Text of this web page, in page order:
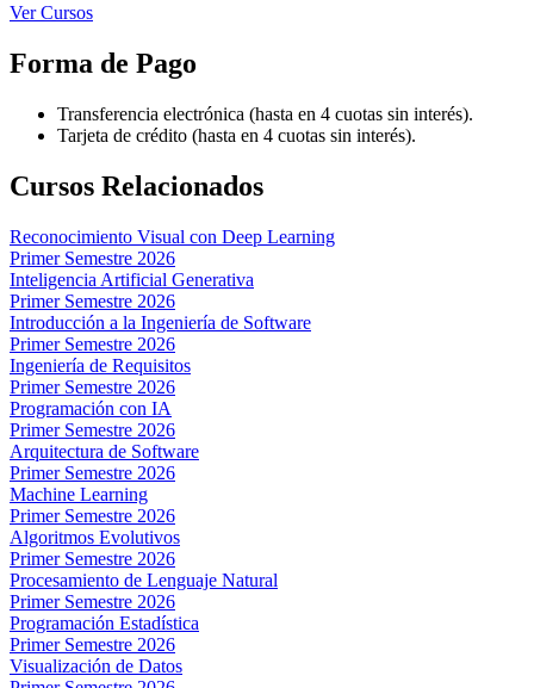
Ver Cursos
Forma de Pago
Transferencia electrónica (hasta en 4 cuotas sin interés).
Tarjeta de crédito (hasta en 4 cuotas sin interés).
Cursos Relacionados
Reconocimiento Visual con Deep Learning
Primer Semestre 2026
Inteligencia Artificial Generativa
Primer Semestre 2026
Introducción a la Ingeniería de Software
Primer Semestre 2026
Ingeniería de Requisitos
Primer Semestre 2026
Programación con IA
Primer Semestre 2026
Arquitectura de Software
Primer Semestre 2026
Machine Learning
Primer Semestre 2026
Algoritmos Evolutivos
Primer Semestre 2026
Procesamiento de Lenguaje Natural
Primer Semestre 2026
Programación Estadística
Primer Semestre 2026
Visualización de Datos